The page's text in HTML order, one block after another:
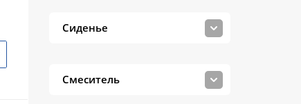
Сиденье
Смеситель